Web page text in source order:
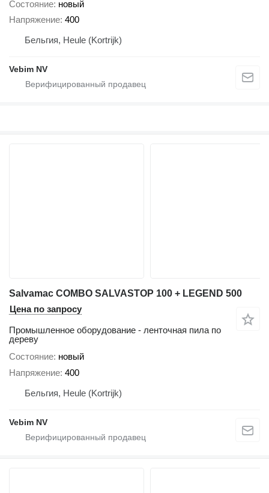
Состояние новый
Напряжение 400
Бельгия, Heule (Kortrijk)
Vebim NV
Salvamac COMBO SALVASTOP 100 + LEGEND 500
Цена по запросу
Промышленное оборудование - ленточная пила по
дереву
Состояние новый
Напряжение 400
Бельгия, Heule (Kortrijk)
Vebim NV